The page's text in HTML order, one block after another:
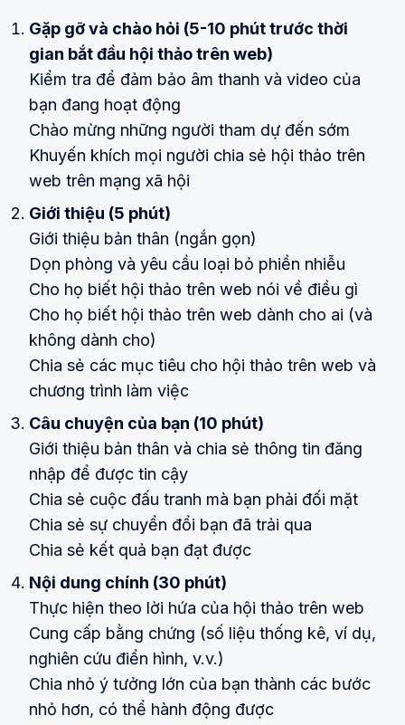
Gặp gỡ và chào hỏi (5-10 phút trước thời
gian bắt đầu hội thảo trên web)
Kiểm tra để đảm bảo âm thanh và video của
bạn đang hoạt động
Chào mừng những người tham dự đến sớm
Khuyến khích mọi người chia sẻ hội thảo trên
web trên mạng xã hội
Giới thiệu (5 phút)
Giới thiệu bản thân (ngắn gọn)
Dọn phòng và yêu cầu loại bỏ phiền nhiễu
Cho họ biết hội thảo trên web nói về điều gì
Cho họ biết hội thảo trên web dành cho ai (và
không dành cho)
Chia sẻ các mục tiêu cho hội thảo trên web và
chương trình làm việc
Câu chuyện của bạn (10 phút)
Giới thiệu bản thân và chia sẻ thông tin đăng
nhập để được tin cậy
Chia sẻ cuộc đấu tranh mà bạn phải đối mặt
Chia sẻ sự chuyển đổi bạn đã trải qua
Chia sẻ kết quả bạn đạt được
Nội dung chính (30 phút)
Thực hiện theo lời hứa của hội thảo trên web
Cung cấp bằng chứng (số liệu thống kê, ví dụ,
nghiên cứu điển hình, v.v.)
Chia nhỏ ý tưởng lớn của bạn thành các bước
nhỏ hơn, có thể hành động được